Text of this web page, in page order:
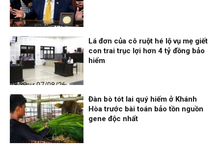
Thời sự
07/08/26, 10:27
Thời sự
07/08/26, 08:38
Lá đơn của cô ruột hé lộ vụ mẹ giết
con trai trục lợi hơn 4 tỷ đồng bảo
hiểm
Thời sự
06/08/26, 19:09
Đàn bò tót lai quý hiếm ở Khánh
Hòa trước bài toán bảo tồn nguồn
gene độc nhất